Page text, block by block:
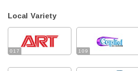
Local Variety
017 109